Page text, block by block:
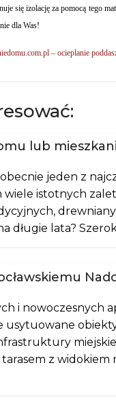
się izolację za pomocą tego
dla Was!
– ocieplanie
lub
jeden z
wiele istotnych
długie lata?
i nowoczesnych
usytuowane
z